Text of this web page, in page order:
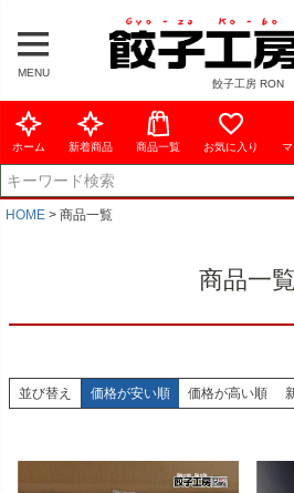
MENU
餃子工房 RON
ホーム 新着商品 商品一覧 お気に入り
HOME 商品一覧
商品一覧
並び替え 価格が安い順 価格が高い順